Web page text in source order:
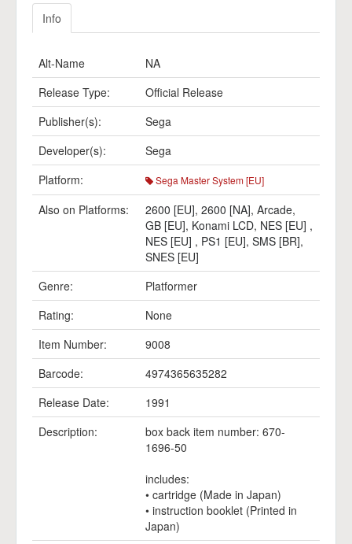
Info
Alt-Name
NA
Release Type:
Official Release
Publisher(s):
Sega
Developer(s):
Sega
Platform:
Sega Master System [EU]
Also on Platforms: 2600 [EU], 2600 [NA], Arcade,
GB [EU], Konami LCD, NES [EU] ,
NES [EU] , PS1 [EU], SMS [BR],
SNES [EU]
Genre:
Platformer
Rating:
None
Item Number:
9008
Barcode:
4974365635282
Release Date:
1991
Description:
box back item number: 670-
1696-50
includes:
• cartridge (Made in Japan)
• instruction booklet (Printed in
Japan)